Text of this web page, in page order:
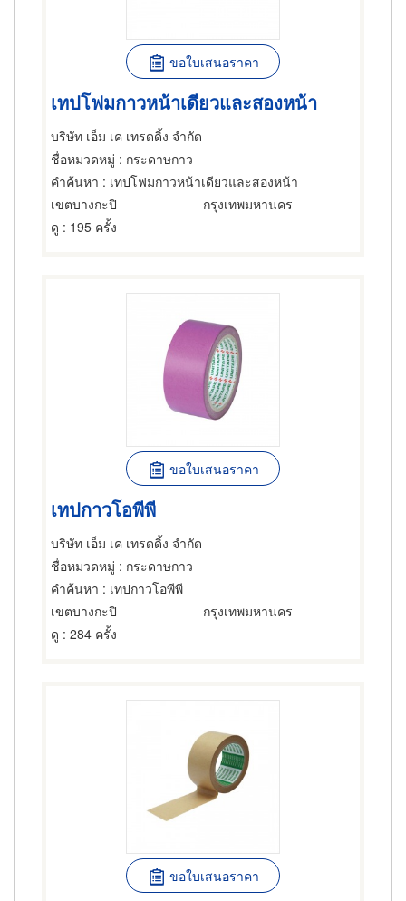
ขอใบเสนอราคา
เทปโฟมกาวหน้าเดียวและสองหน้า
บริษัท เอ็ม เค เทรดดิ้ง จำกัด
ชื่อหมวดหมู่ : กระดาษกาว
คำค้นหา : เทปโฟมกาวหน้าเดียวและสองหน้า
เขตบางกะปิ
กรุงเทพมหานคร
ดู : 195 ครั้ง
ขอใบเสนอราคา
เทปกาวโอพีพี
บริษัท เอ็ม เค เทรดดิ้ง จำกัด
ชื่อหมวดหมู่ : กระดาษกาว
คำค้นหา : เทปกาวโอพีพี
เขตบางกะปิ
กรุงเทพมหานคร
ดู : 284 ครั้ง
ขอใบเสนอราคา